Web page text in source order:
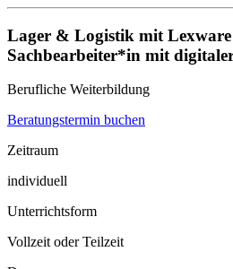
Lager & Logistik mit
Sachbearbeiter*in mit
Berufliche Weiterbildung
Beratungstermin buchen
Zeitraum
individuell
Unterrichtsform
Vollzeit oder Teilzeit